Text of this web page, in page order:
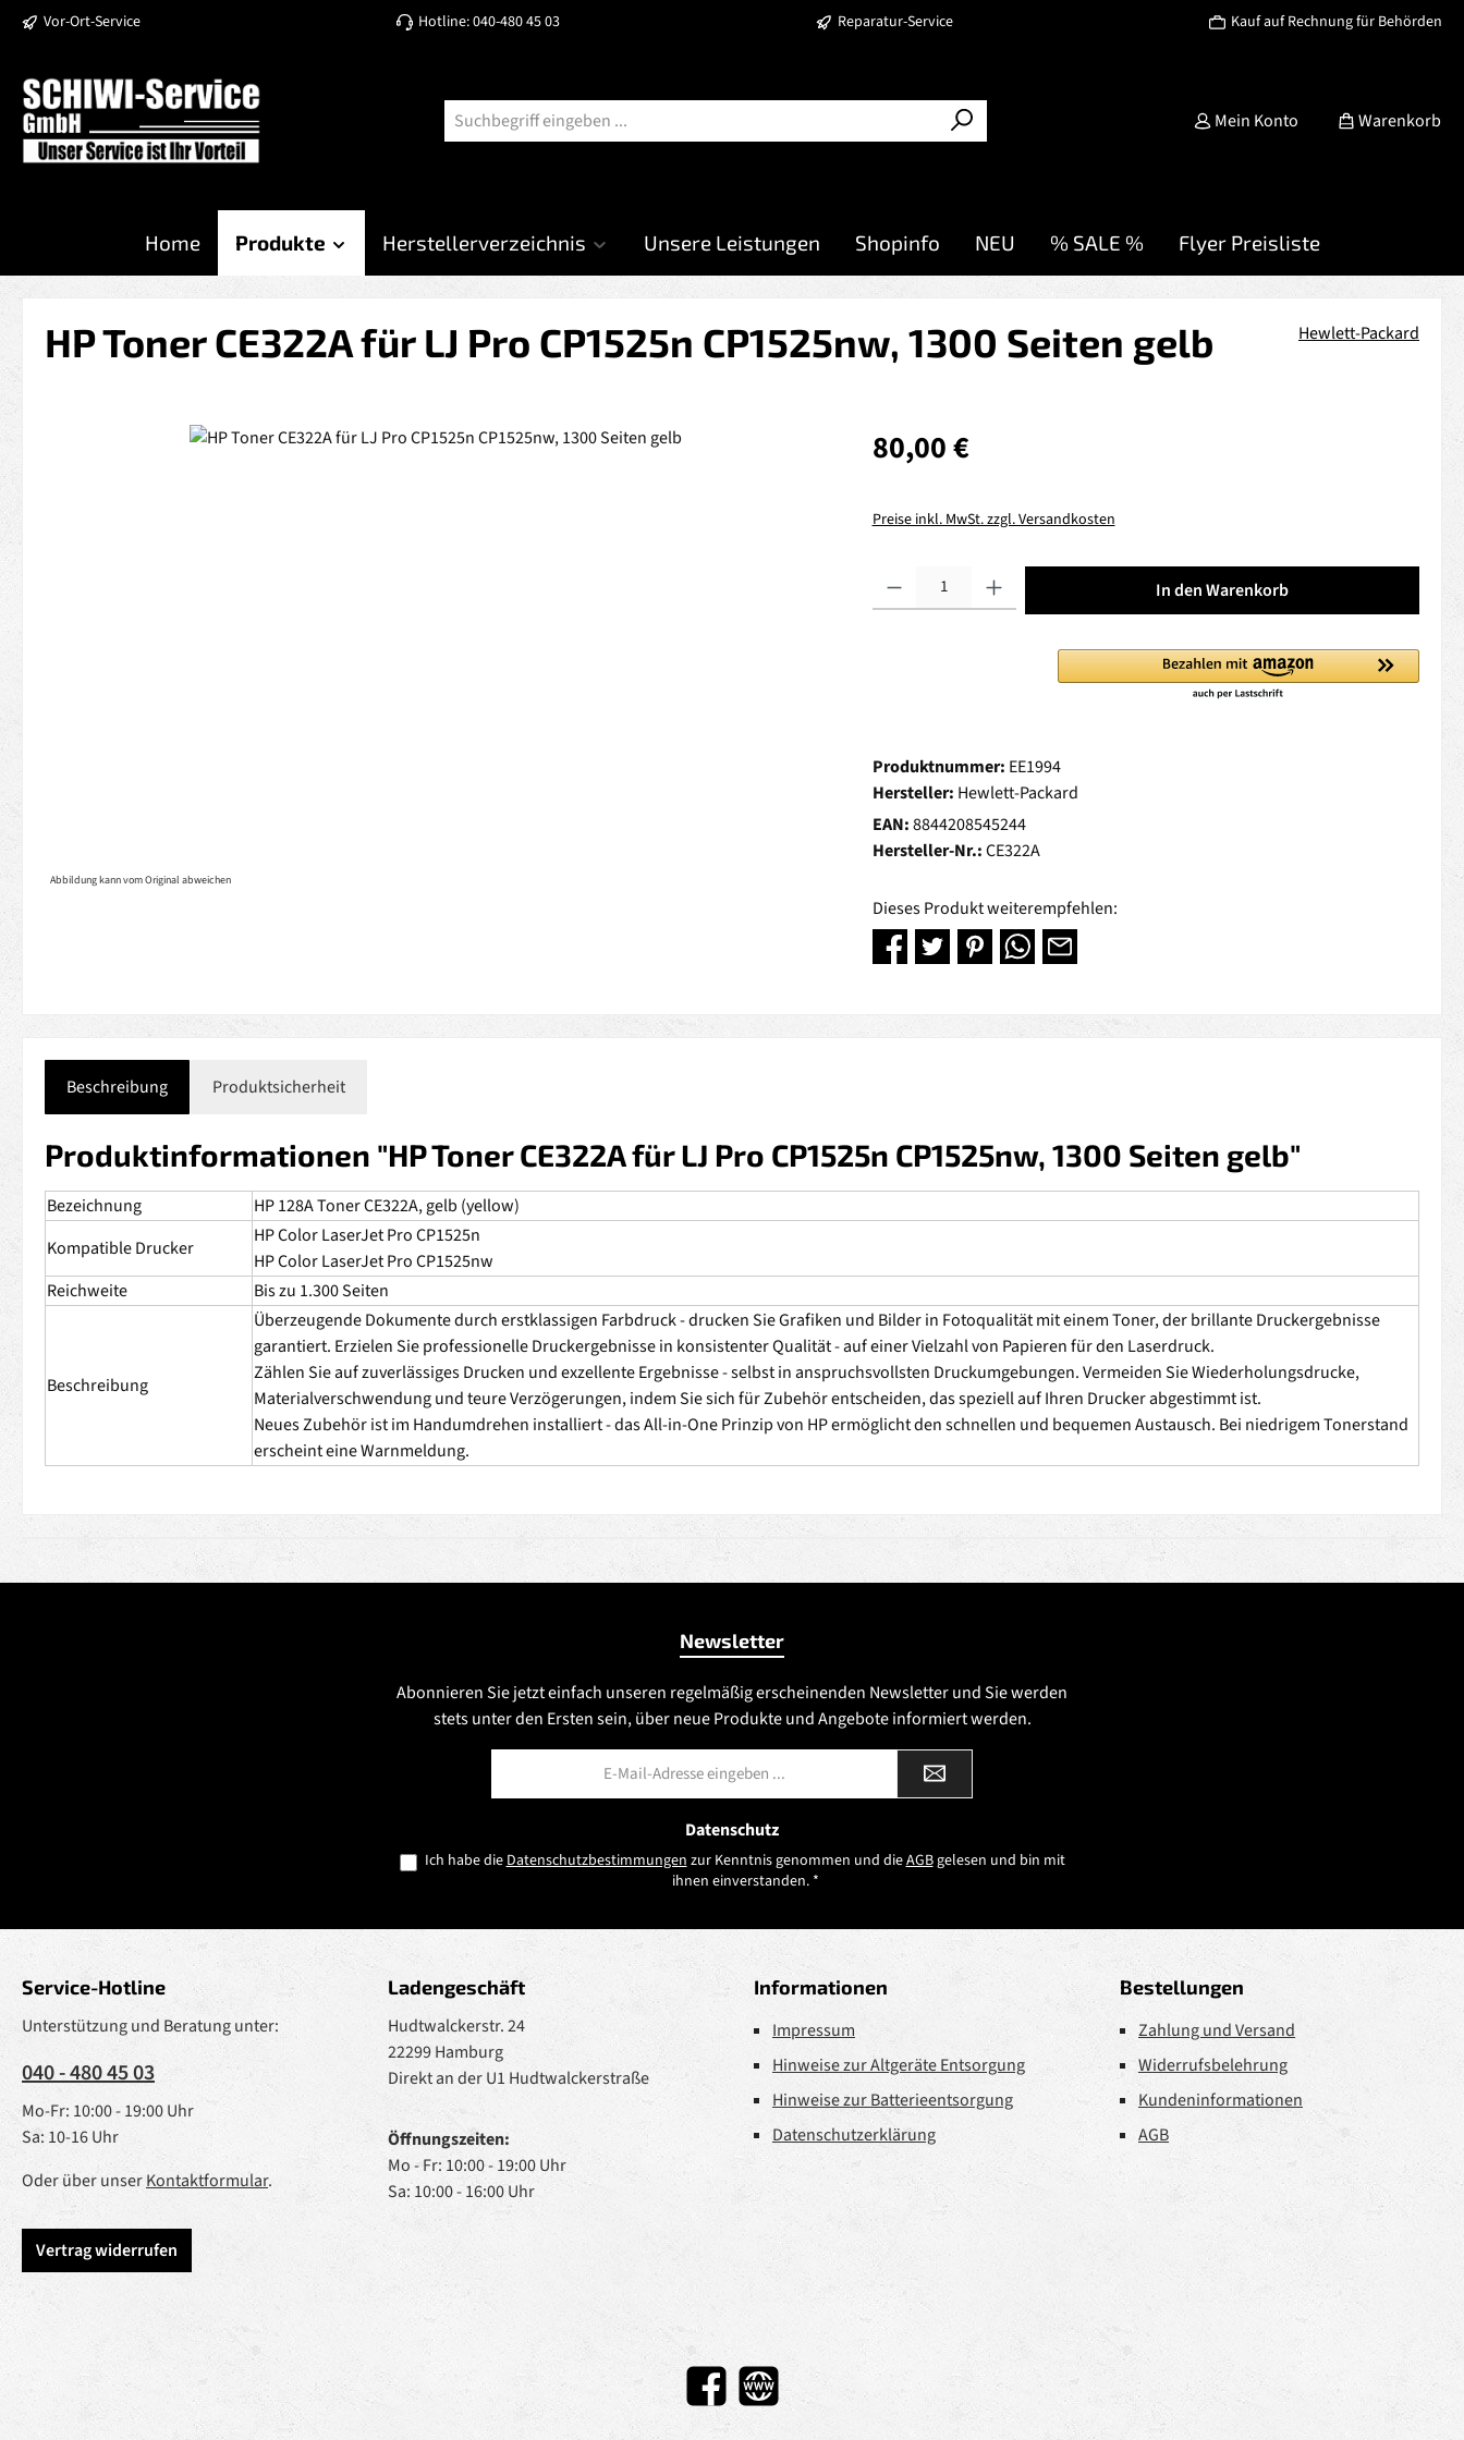
Hauptinhalt springen
Zur Suche springen
Zur Hauptnavigation springen
Vor-Ort-Service Hotline: 040-480 45 03 Reparatur-Service Kauf auf Rechnung für Behörden
Mein Konto Warenkorb
Home Produkte Herstellerverzeichnis Unsere Leistungen Shopinfo NEU % SALE % Flyer Preisliste
HP Toner CE322A für LJ Pro CP1525n CP1525nw, 1300 Seiten gelb Hewlett-Packard
Bildergalerie überspringen
Abbildung kann vom Original abweichen
Regulärer Preis:
80,00 €
Preise inkl. MwSt. zzgl. Versandkosten
Produkt Anzahl: Gib den gewünschten Wert ein oder benutze die Schaltflächen um die
In den Warenkorb
Produktnummer: EE1994
Hersteller: Hewlett-Packard
EAN:8844208545244
Hersteller-Nr.:CE322A
Dieses Produkt weiterempfehlen:
Beschreibung Produktsicherheit
Produktinformationen "HP Toner CE322A für LJ Pro CP1525n CP1525nw, 1300 Seiten gelb"
Bezeichnung
HP 128A Toner CE322A, gelb (yellow)
Kompatible Drucker
HP Color LaserJet Pro CP1525n
HP Color LaserJet Pro CP1525nw
Reichweite
Bis zu 1.300 Seiten
Beschreibung
Überzeugende Dokumente durch erstklassigen Farbdruck - drucken Sie Grafiken und Bilder in Fotoqualität mit einem Toner, der brillante Druckergebnisse
garantiert. Erzielen Sie professionelle Druckergebnisse in konsistenter Qualität - auf einer Vielzahl von Papieren für den Laserdruck.
Zählen Sie auf zuverlässiges Drucken und exzellente Ergebnisse - selbst in anspruchsvollsten Druckumgebungen. Vermeiden Sie Wiederholungsdrucke,
Materialverschwendung und teure Verzögerungen, indem Sie sich für Zubehör entscheiden, das speziell auf Ihren Drucker abgestimmt ist.
Neues Zubehör ist im Handumdrehen installiert - das All-in-One Prinzip von HP ermöglicht den schnellen und bequemen Austausch. Bei niedrigem Tonerstand
erscheint eine Warnmeldung.
Newsletter
Abonnieren Sie jetzt einfach unseren regelmäßig erscheinenden Newsletter und Sie werden
stets unter den Ersten sein, über neue Produkte und Angebote informiert werden.
Datenschutz
Ich habe dieDatenschutzbestimmungenzur Kenntnis genommen und dieAGBgelesen und bin mit
ihnen einverstanden. *
Service-Hotline
Unterstützung und Beratung unter:
040 - 480 45 03
Mo-Fr: 10:00 - 19:00 Uhr
Sa: 10-16 Uhr
Oder über unserKontaktformular.
Vertrag widerrufen
Ladengeschäft
Hudtwalckerstr. 24
22299 Hamburg
Direkt an der U1 Hudtwalckerstraße
Öffnungszeiten:
Mo - Fr: 10:00 - 19:00 Uhr
Sa: 10:00 - 16:00 Uhr
Informationen
Impressum
Hinweise zur Altgeräte Entsorgung
Hinweise zur Batterieentsorgung
Datenschutzerklärung
Bestellungen
Zahlung und Versand
Widerrufsbelehrung
Kundeninformationen
AGB
FacebookWebsite